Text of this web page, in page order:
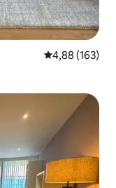
4,88 de uma
4,88 (163)